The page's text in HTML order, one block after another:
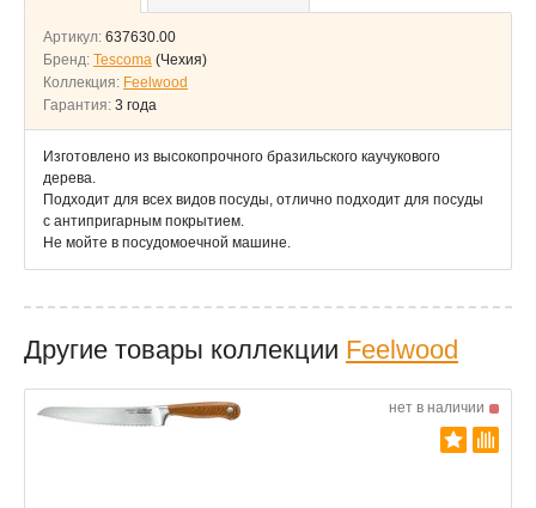
Артикул: 637630.00
Бренд: Tescoma (Чехия)
Коллекция: Feelwood
Гарантия: 3 года
Изготовлено из высокопрочного бразильского каучукового
дерева.
Подходит для всех видов посуды, отлично подходит для посуды
с антипригарным покрытием.
Не мойте в посудомоечной машине.
Другие товары коллекции Feelwood
нет в наличии